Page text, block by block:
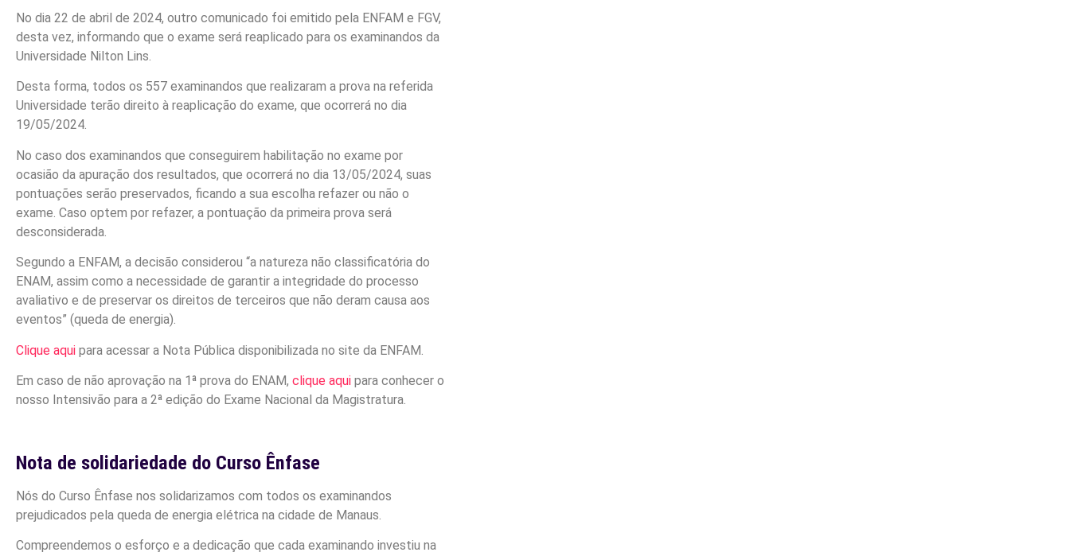
No dia 22 de abril de 2024, outro comunicado foi emitido pela ENFAM e FGV,
desta vez, informando que o exame será reaplicado para os examinandos da
Universidade Nilton Lins.
Desta forma, todos os 557 examinandos que realizaram a prova na referida
Universidade terão direito à reaplicação do exame, que ocorrerá no dia
19/05/2024.
No caso dos examinandos que conseguirem habilitação no exame por
ocasião da apuração dos resultados, que ocorrerá no dia 13/05/2024, suas
pontuações serão preservados, ficando a sua escolha refazer ou não o
exame. Caso optem por refazer, a pontuação da primeira prova será
desconsiderada.
Segundo a ENFAM, a decisão considerou “a natureza não classificatória do
ENAM, assim como a necessidade de garantir a integridade do processo
avaliativo e de preservar os direitos de terceiros que não deram causa aos
eventos” (queda de energia).
Clique aqui para acessar a Nota Pública disponibilizada no site da ENFAM.
Em caso de não aprovação na 1ª prova do ENAM, clique aqui para conhecer o
nosso Intensivão para a 2ª edição do Exame Nacional da Magistratura.
Nota de solidariedade do Curso Ênfase
Nós do Curso Ênfase nos solidarizamos com todos os examinandos
prejudicados pela queda de energia elétrica na cidade de Manaus.
Compreendemos o esforço e a dedicação que cada examinando investiu na